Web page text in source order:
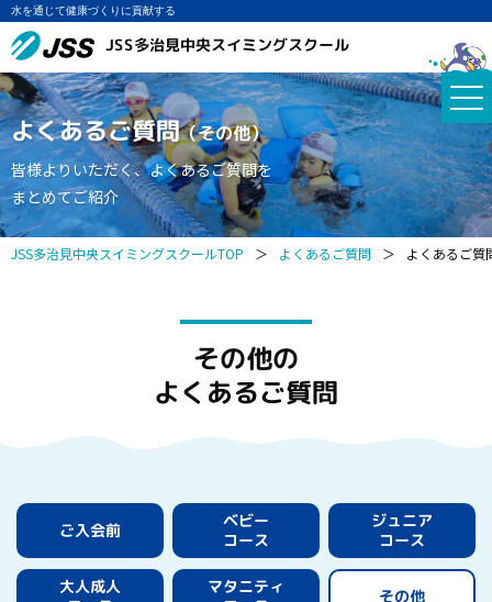
水を通じて健康づくりに貢献する
JSS多治見中央スイミングスクール
よくあるご質問（その他）
皆様よりいただく、よくあるご質問を
まとめてご紹介
JSS多治見中央スイミングスクールTOP ＞ よくあるご質問 ＞ よくあるご質
その他の
よくあるご質問
ご入会前
ベビー
コース
ジュニア
コース
大人成人 マタニティ その他